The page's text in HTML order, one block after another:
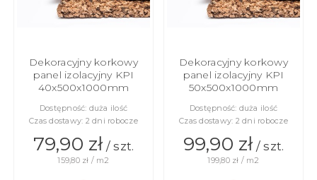
Dekoracyjny korkowy
panel izolacyjny KPI
40x500x1000mm
Dostępność: duża ilość
Czas dostawy: 2 dni robocze
79,90 zł/ szt.
159,80 zł / m2
Dekoracyjny korkowy
panel izolacyjny KPI
50x500x1000mm
Dostępność: duża ilość
Czas dostawy: 2 dni robocze
99,90 zł/ szt.
199,80 zł / m2